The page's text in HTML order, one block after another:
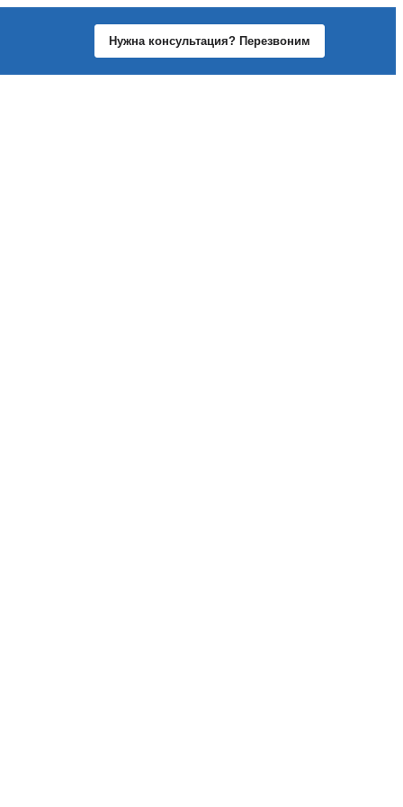
Нужна консультация? Перезвоним